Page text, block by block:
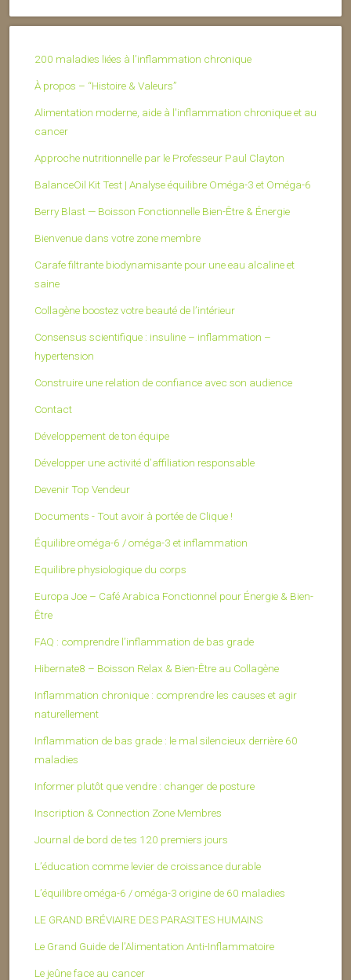
200 maladies liées à l’inflammation chronique
À propos – “Histoire & Valeurs”
Alimentation moderne, aide à l'inflammation chronique et au
cancer
Approche nutritionnelle par le Professeur Paul Clayton
BalanceOil Kit Test | Analyse équilibre Oméga-3 et Oméga-6
Berry Blast — Boisson Fonctionnelle Bien-Être & Énergie
Bienvenue dans votre zone membre
Carafe filtrante biodynamisante pour une eau alcaline et
saine
Collagène boostez votre beauté de l’intérieur
Consensus scientifique : insuline – inflammation –
hypertension
Construire une relation de confiance avec son audience
Contact
Développement de ton équipe
Développer une activité d’affiliation responsable
Devenir Top Vendeur
Documents - Tout avoir à portée de Clique !
Équilibre oméga-6 / oméga-3 et inflammation
Equilibre physiologique du corps
Europa Joe – Café Arabica Fonctionnel pour Énergie & Bien-
Être
FAQ : comprendre l’inflammation de bas grade
Hibernate8 – Boisson Relax & Bien-Être au Collagène
Inflammation chronique : comprendre les causes et agir
naturellement
Inflammation de bas grade : le mal silencieux derrière 60
maladies
Informer plutôt que vendre : changer de posture
Inscription & Connection Zone Membres
Journal de bord de tes 120 premiers jours
L’éducation comme levier de croissance durable
L’équilibre oméga-6 / oméga-3 origine de 60 maladies
LE GRAND BRÉVIAIRE DES PARASITES HUMAINS
Le Grand Guide de l’Alimentation Anti-Inflammatoire
Le jeûne face au cancer